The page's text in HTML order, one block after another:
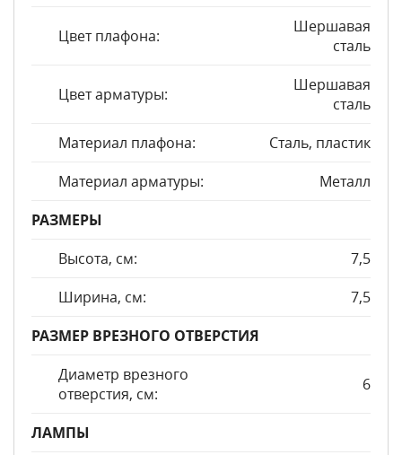
Цвет плафона:
Шершавая
сталь
Цвет арматуры:
Шершавая
сталь
Материал плафона:
Сталь, пластик
Материал арматуры:
Металл
РАЗМЕРЫ
Высота, см:
7,5
Ширина, см:
7,5
РАЗМЕР ВРЕЗНОГО ОТВЕРСТИЯ
Диаметр врезного
отверстия, см:
6
ЛАМПЫ